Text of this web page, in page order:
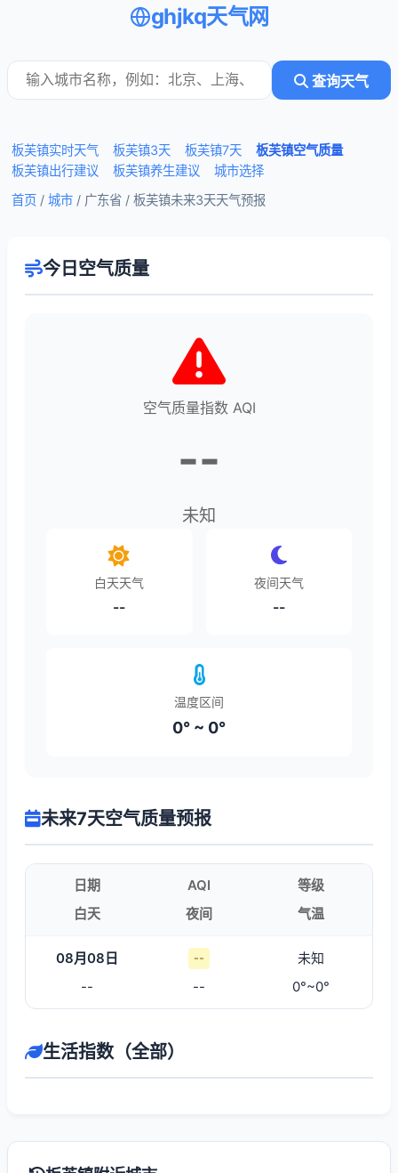
ghjkq天气网
查询天气
板芙镇实时天气 板芙镇3天 板芙镇7天
板芙镇空气质量
板芙镇出行建议
板芙镇养生建议
城市选择
首页 / 城市 / 广东省 / 板芙镇未来3天天气预报
今日空气质量
空气质量指数 AQI
--
未知
白天天气
--
夜间天气
--
温度区间
0° ~ 0°
未来7天空气质量预报
日期 AQI
等级
白天
夜间 气温
08月08日 --
未知
--
-- 0°~0°
生活指数（全部）